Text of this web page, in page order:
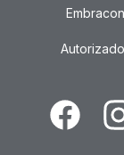
Facebook